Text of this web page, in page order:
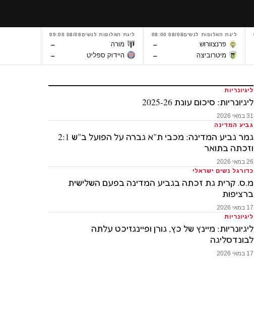
ליגת האלופות לנשים08/08 08:00
פרנצוורוש –
מיטרוביצה –
ליגת האלופות לנשים08/08 09:00
מורה –
היידוק ספליט –
ליגיונריות
ליגיונריות: סיכום עונת 2025-26
31 במאי 2026
גביע המדינה
גמר גביע המדינה: מכבי ת"א גברה על הפועל ב"ש 2:1
וזכתה בתואר
26 במאי 2026
כדורגל נשים ישראלי
מ.ס. קרית גת זכתה בגביע המדינה בפעם השלישית
ברציפות
17 במאי 2026
ליגיונריות
ליגיונריות: מיינץ של כץ, גורן ופיינגזיכט עלתה
לבונדסליגה
17 במאי 2026